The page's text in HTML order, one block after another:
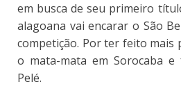
em busca de seu primeiro
alagoana vai encarar o São
competição. Por ter feito mais
o mata-mata em Sorocaba e
Pelé.